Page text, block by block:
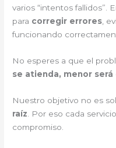
varios “intentos fallidos”.
para corregir errores,
funcionando
No esperes a que el
se atienda, menor será
Nuestro objetivo no es
raíz . Por eso cada
compromiso.